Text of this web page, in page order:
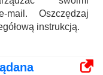
mail. Oszczędzaj
instrukcją.